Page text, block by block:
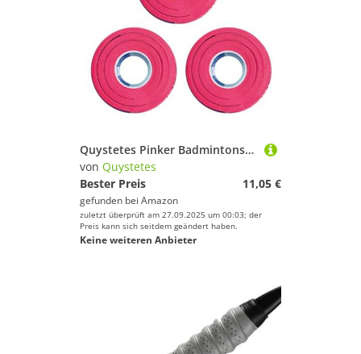
Quystetes Pinker Badmintonschlägergriff mit Tennisschläger, rutschfest, Handschuhe, Angelrute, rutschfester
von Quystetes
Bester Preis
11,05 €
gefunden bei Amazon
zuletzt überprüft am 27.09.2025 um 00:03; der
Preis kann sich seitdem geändert haben.
Keine weiteren Anbieter